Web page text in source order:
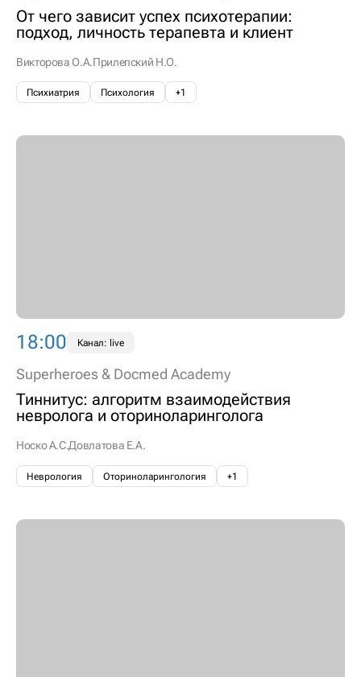
От чего зависит успех психотерапии:
подход, личность терапевта и клиент
Викторова О.А.Прилепский Н.О.
Психиатрия Психология +1
18:00 Канал: live
Superheroes & Docmed Academy
Тиннитус: алгоритм взаимодействия
невролога и оториноларинголога
Носко А.С.Довлатова Е.А.
Неврология Оториноларингология +1